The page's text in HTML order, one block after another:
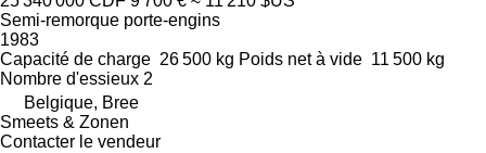
Semi-remorque porte-engins
1983
Capacité de charge 26 500 kg Poids net à vide 11 500 kg
Nombre d'essieux 2
Belgique, Bree
Smeets & Zonen
Contacter le vendeur